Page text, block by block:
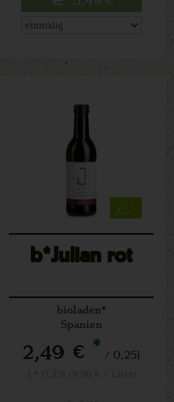
b*Julian rot
bioladen*
Spanien
2,49 € * / 0,25l